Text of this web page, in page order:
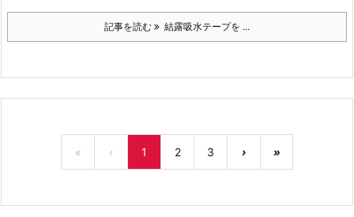
記事を読む 結露吸水テープを ...
« ‹ 1 2 3 › »